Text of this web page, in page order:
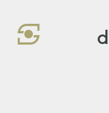
Inhalt
springen